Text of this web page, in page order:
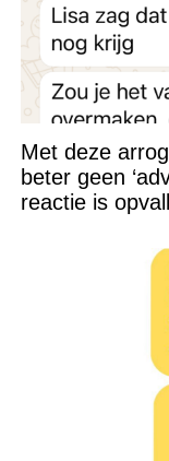
Met deze
beter geen
reactie is